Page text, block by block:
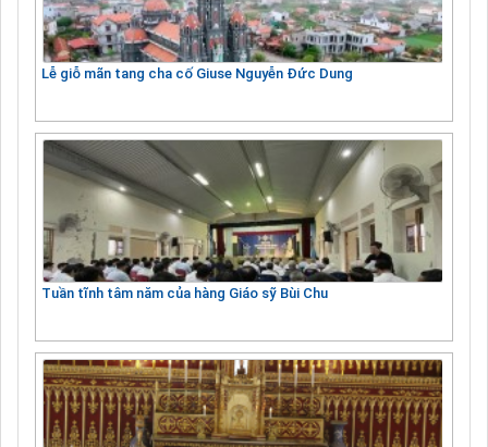
Lễ giỗ mãn tang cha cố Giuse Nguyễn Đức Dung
Tuần tĩnh tâm năm của hàng Giáo sỹ Bùi Chu